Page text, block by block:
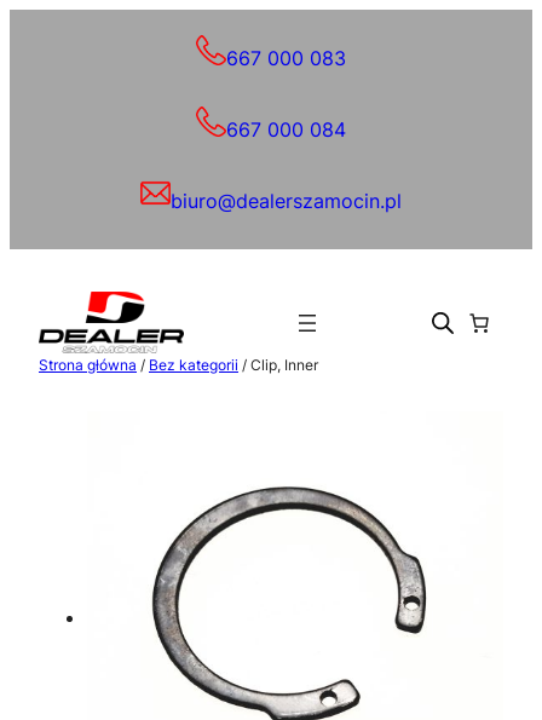
667 000 083
667 000 084
biuro@dealerszamocin.pl
Strona główna / Bez kategorii / Clip, Inner